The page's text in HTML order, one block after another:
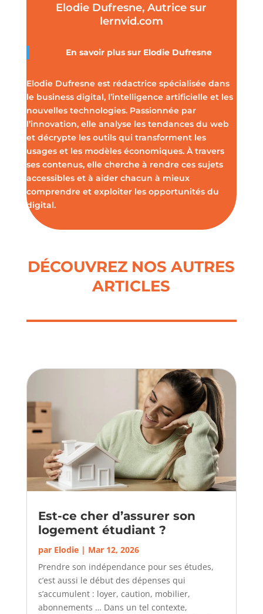
Elodie Dufresne, Autrice sur
lernvid.com
En savoir plus sur Elodie Dufresne
Elodie Dufresne est rédactrice spécialisée dans
le business digital, l’intelligence artificielle et les
nouvelles technologies. Passionnée par
l’innovation, elle analyse les tendances du web
et décrypte les outils qui transforment les
usages et les modèles économiques. À travers
ses contenus, elle cherche à rendre ces sujets
accessibles et à aider chacun à mieux
comprendre et exploiter les opportunités du
digital.
DÉCOUVREZ NOS AUTRES
ARTICLES
Est-ce cher d’assurer son
logement étudiant ?
par Elodie| Mar 12, 2026
Prendre son indépendance pour ses études,
c’est aussi le début des dépenses qui
s’accumulent : loyer, caution, mobilier,
abonnements … Dans un tel contexte,